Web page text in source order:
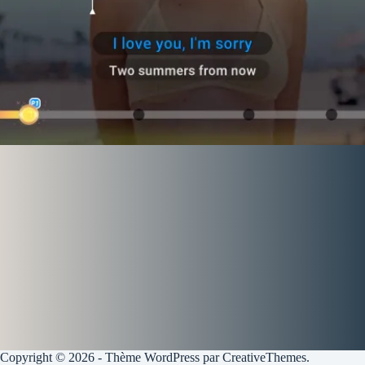
Copyright © 2026 - Thème WordPress parCreativeThemes.